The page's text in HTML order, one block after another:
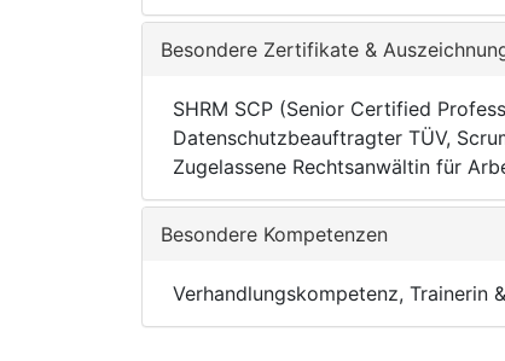
Besondere Zertifikate &
SHRM SCP (Senior Certified
Datenschutzbeauftragter TÜV,
Zugelassene Rechtsanwältin für
Besondere Kompetenzen
Verhandlungskompetenz, Trainerin